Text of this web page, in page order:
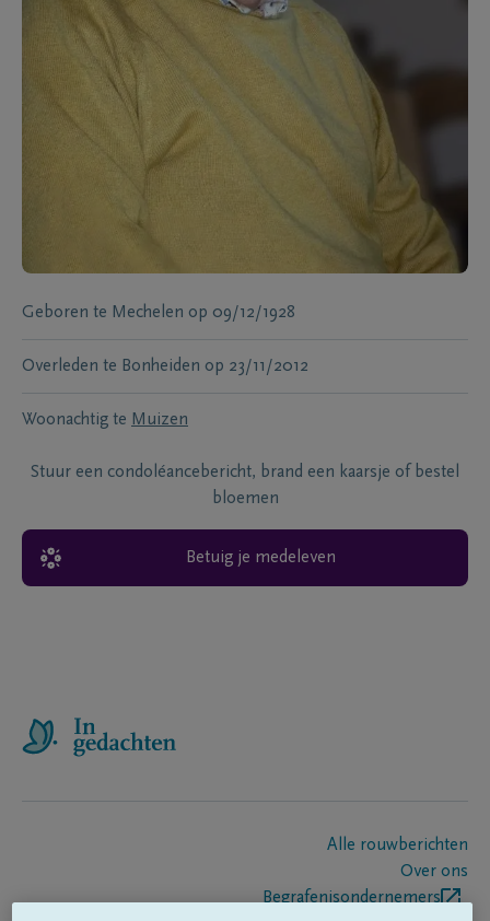
Geboren te Mechelen op 09/12/1928
Overleden te Bonheiden op 23/11/2012
Woonachtig te Muizen
Stuur een condoléancebericht, brand een kaarsje of bestel
bloemen
Betuig je medeleven
Alle rouwberichten
Over ons
Begrafenisondernemers